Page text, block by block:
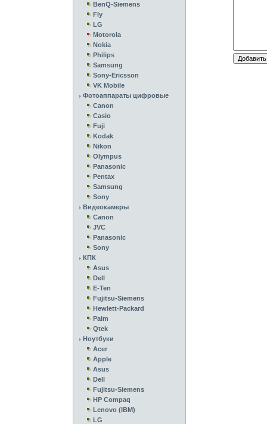
BenQ-Siemens
Fly
LG
Motorola
Nokia
Philips
Samsung
Sony-Ericsson
VK Mobile
Фотоаппараты цифровые
Canon
Casio
Fuji
Kodak
Nikon
Olympus
Panasonic
Pentax
Samsung
Sony
Видеокамеры
Canon
JVC
Panasonic
Sony
КПК
Asus
Dell
E-Ten
Fujitsu-Siemens
Hewlett-Packard
Palm
Qtek
Ноутбуки
Acer
Apple
Asus
Dell
Fujitsu-Siemens
HP Compaq
Lenovo (IBM)
LG